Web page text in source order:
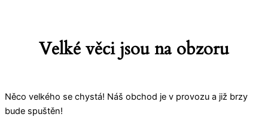
Velké věci jsou na obzoru
Něco velkého se chystá! Náš obchod je v provozu a již brzy
bude spuštěn!